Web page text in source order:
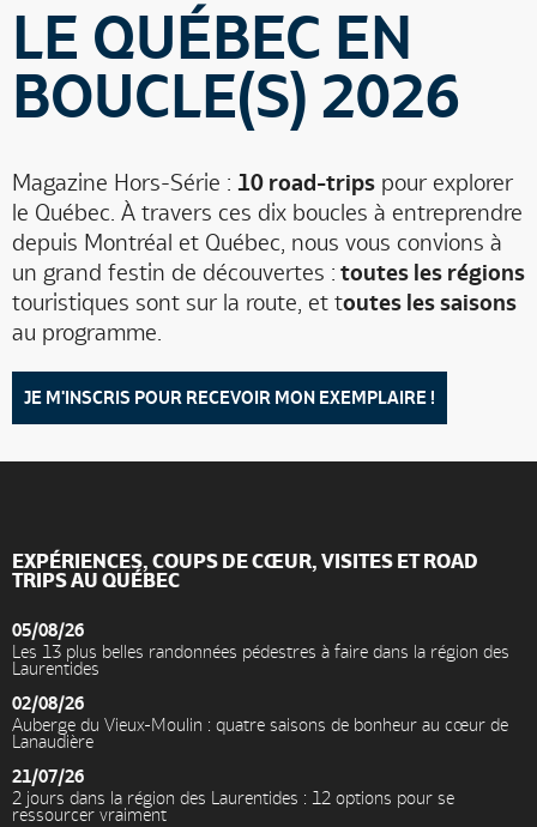
LE QUÉBEC EN
BOUCLE(S) 2026
Magazine Hors-Série : 10 road-trips pour explorer
le Québec. À travers ces dix boucles à entreprendre
depuis Montréal et Québec, nous vous convions à
un grand festin de découvertes : toutes les régions
touristiques sont sur la route, et toutes les saisons
au programme.
JE M'INSCRIS POUR RECEVOIR MON EXEMPLAIRE !
EXPÉRIENCES, COUPS DE CŒUR, VISITES ET ROAD
TRIPS AU QUÉBEC
05/08/26
Les 13 plus belles randonnées pédestres à faire dans la région des
Laurentides
02/08/26
Auberge du Vieux-Moulin : quatre saisons de bonheur au cœur de
Lanaudière
21/07/26
2 jours dans la région des Laurentides : 12 options pour se
ressourcer vraiment